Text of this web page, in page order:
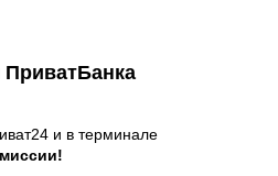
ПриватБанка
и в терминале